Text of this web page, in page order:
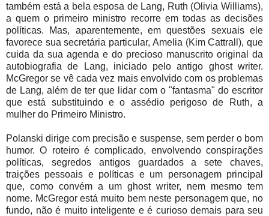
também está a bela esposa de Lang, Ruth (Olivia Williams),
a quem o primeiro ministro recorre em todas as decisões
políticas. Mas, aparentemente, em questões sexuais ele
favorece sua secretária particular, Amelia (Kim Cattrall), que
cuida da sua agenda e do precioso manuscrito original da
autobiografia de Lang, iniciado pelo antigo ghost writer.
McGregor se vê cada vez mais envolvido com os problemas
de Lang, além de ter que lidar com o "fantasma" do escritor
que está substituindo e o assédio perigoso de Ruth, a
mulher do Primeiro Ministro.
Polanski dirige com precisão e suspense, sem perder o bom
humor. O roteiro é complicado, envolvendo conspirações
políticas, segredos antigos guardados a sete chaves,
traições pessoais e políticas e um personagem principal
que, como convém a um ghost writer, nem mesmo tem
nome. McGregor está muito bem neste personagem que, no
fundo, não é muito inteligente e é curioso demais para seu